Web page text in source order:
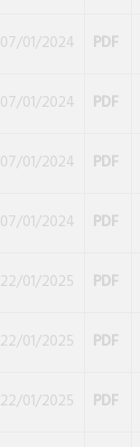
07/01/2024 PDF
07/01/2024 PDF
07/01/2024 PDF
07/01/2024 PDF
22/01/2025 PDF
22/01/2025 PDF
22/01/2025 PDF